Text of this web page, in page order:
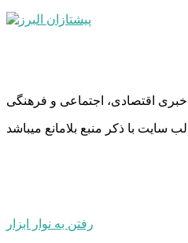
اقتصادی، اجتماعی و فرهنگی
رفتن به نوار ابزار